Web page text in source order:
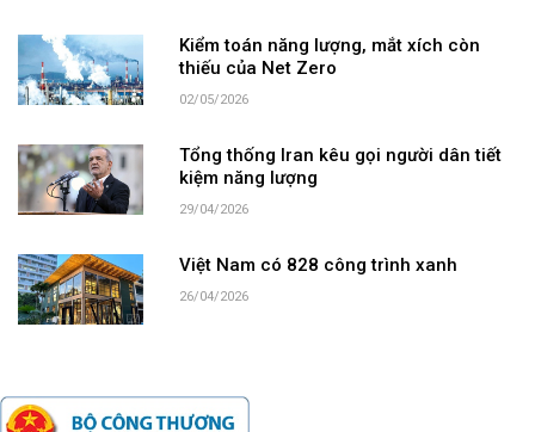
Kiểm toán năng lượng, mắt xích còn
thiếu của Net Zero
02/05/2026
Tổng thống Iran kêu gọi người dân tiết
kiệm năng lượng
29/04/2026
Việt Nam có 828 công trình xanh
26/04/2026